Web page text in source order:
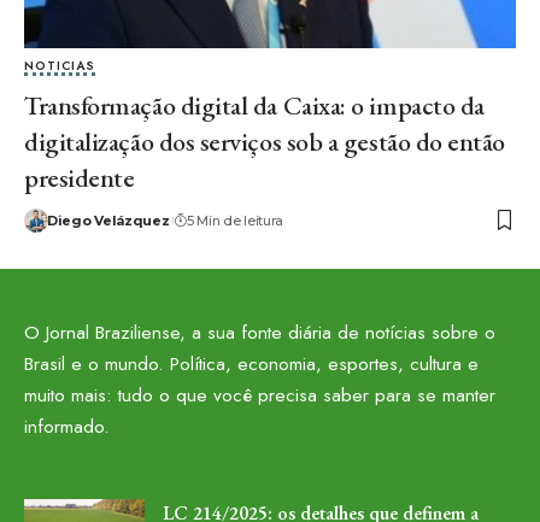
NOTICIAS
Transformação digital da Caixa: o impacto da
digitalização dos serviços sob a gestão do então
presidente
Diego Velázquez 5 Min de leitura
O Jornal Braziliense, a sua fonte diária de notícias sobre o
Brasil e o mundo. Política, economia, esportes, cultura e
muito mais: tudo o que você precisa saber para se manter
informado.
LC 214/2025: os detalhes que definem a